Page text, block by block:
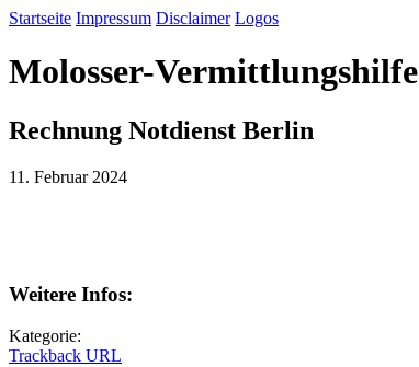
Startseite Impressum Disclaimer Logos
Molosser-Vermittlungshilfe
Rechnung Notdienst Berlin
11. Februar 2024
Weitere Infos:
Kategorie:
Trackback URL